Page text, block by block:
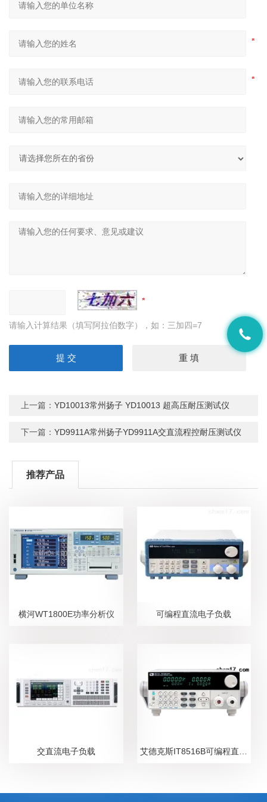
请输入计算结果（填写阿拉伯数字），如：三加四=7
上一篇：YD10013常州扬子 YD10013 超高压耐压测试仪
下一篇：YD9911A常州扬子YD9911A交直流程控耐压测试仪
推荐产品
横河WT1800E功率分析仪 可编程直流电子负载
交直流电子负载